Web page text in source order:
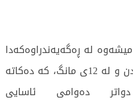
لە ڕەگەیەندراوەکەدا
هاتوە، کە ڕۆژێک دوای هەڵبژاردن و لە 12ی مانگ، کە دەکاتە
دەوامی ئاسایی